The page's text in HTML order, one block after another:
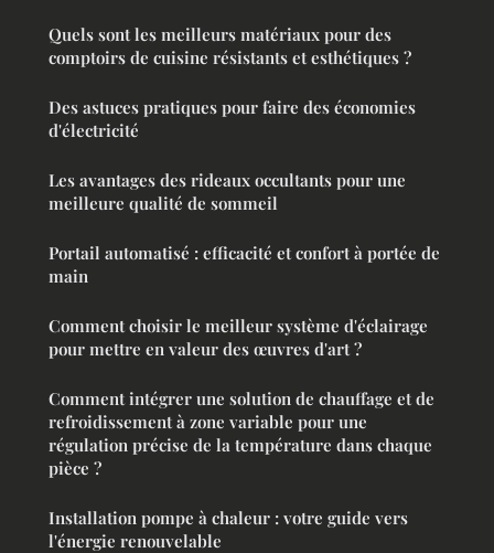
Quels sont les meilleurs matériaux pour des
comptoirs de cuisine résistants et esthétiques ?
Des astuces pratiques pour faire des économies
d'électricité
Les avantages des rideaux occultants pour une
meilleure qualité de sommeil
Portail automatisé : efficacité et confort à portée de
main
Comment choisir le meilleur système d'éclairage
pour mettre en valeur des œuvres d'art ?
Comment intégrer une solution de chauffage et de
refroidissement à zone variable pour une
régulation précise de la température dans chaque
pièce ?
Installation pompe à chaleur : votre guide vers
l'énergie renouvelable